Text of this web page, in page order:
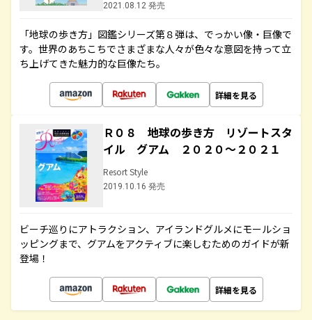
2021.08.12 発売
「地球の歩き方」図鑑シリーズ第８弾は、でっかい像・巨像で
す。世界のあちこちでさまざまな人々が色々な意図を持って立
ち上げてきた魅力的な巨像たち。
詳細を見る
Ｒ０８ 地球の歩き方 リゾートスタ
イル グアム ２０２０～２０２１
Resort Style
2019.10.16 発売
ビーチ巡りにアトラクション、アイランドグルメにモールショ
ッピングまで、グアムをアクティブに楽しむためのガイドが新
登場！
詳細を見る